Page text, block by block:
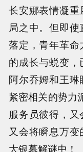
长安娜表情凝
局之中。但即
落定，青年革
的成长与蜕变
阿尔乔姆和王
紧密相关的势力
服务员彼得，
又会将瞬息万
大银幕解谜中！